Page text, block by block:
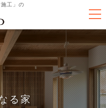
工」の
る家